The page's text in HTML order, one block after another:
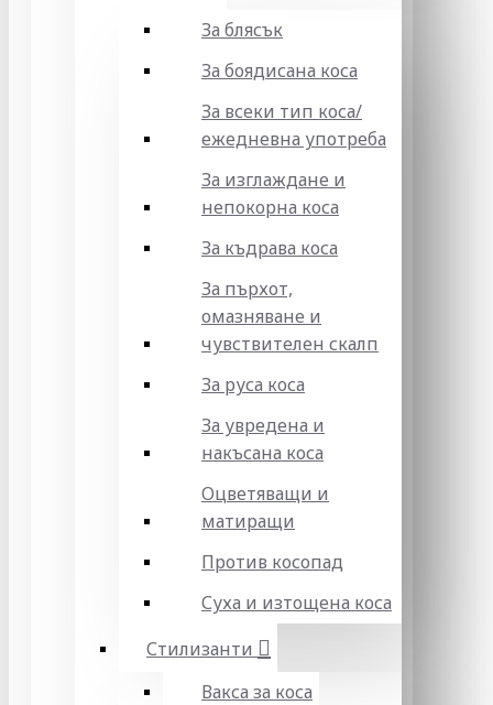
За блясък
За боядисана коса
За всеки тип коса/
ежедневна употреба
За изглаждане и
непокорна коса
За къдрава коса
За пърхот,
омазняване и
чувствителен скалп
За руса коса
За увредена и
накъсана коса
Оцветяващи и
матиращи
Против косопад
Суха и изтощена коса
Стилизанти
Вакса за коса